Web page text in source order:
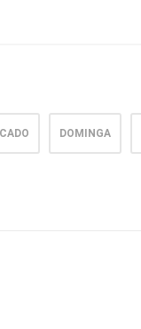
DOMINGA